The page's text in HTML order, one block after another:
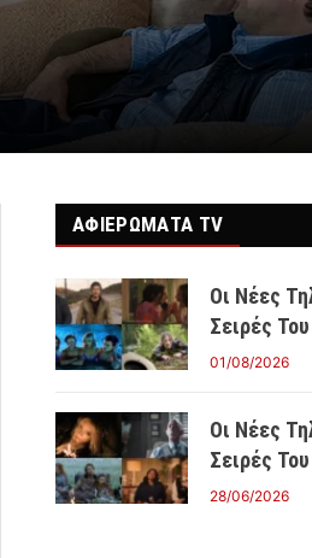
ΑΦΙΕΡΩΜΑΤΑ TV
Οι Νέες
Σειρές
01/08/2026
Οι Νέες
Σειρές Του
28/06/2026